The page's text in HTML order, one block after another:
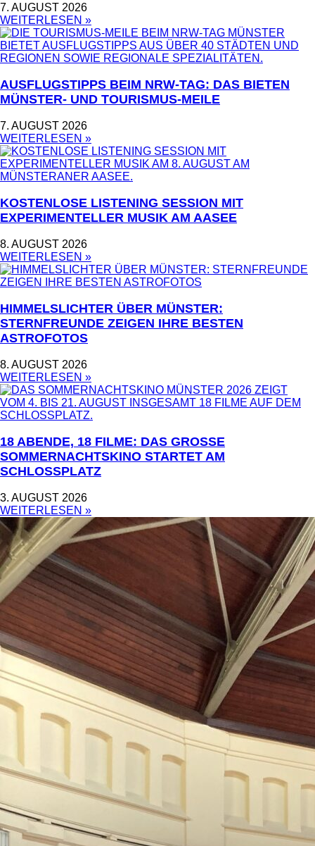
7. AUGUST 2026
WEITERLESEN »
AUSFLUGSTIPPS BEIM NRW-TAG: DAS BIETEN
MÜNSTER- UND TOURISMUS-MEILE
7. AUGUST 2026
WEITERLESEN »
KOSTENLOSE LISTENING SESSION MIT
EXPERIMENTELLER MUSIK AM AASEE
8. AUGUST 2026
WEITERLESEN »
HIMMELSLICHTER ÜBER MÜNSTER:
STERNFREUNDE ZEIGEN IHRE BESTEN
ASTROFOTOS
8. AUGUST 2026
WEITERLESEN »
18 ABENDE, 18 FILME: DAS GROSSE S
OMMERNACHTSKINO STARTET AM S
CHLOSSPLATZ
3. AUGUST 2026
WEITERLESEN »